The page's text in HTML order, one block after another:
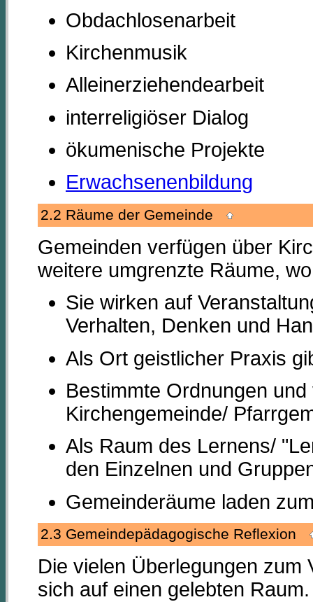
Obdachlosenarbeit
Kirchenmusik
Alleinerziehendearbeit
interreligiöser Dialog
ökumenische Projekte
Erwachsenenbildung
2.2 Räume der Gemeinde
Gemeinden verfügen über
weitere umgrenzte Räume,
Sie wirken auf
Verhalten, Denken und
Als Ort geistlicher Praxis
Bestimmte Ordnungen
Kirchengemeinde/
Als Raum des Lernens/
den Einzelnen und
Gemeinderäume laden
2.3 Gemeindepädagogische Reflexion
Die vielen Überlegungen zum
sich auf einen gelebten Raum.